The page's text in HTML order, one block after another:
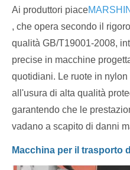
Ai produttori piace
, che opera secondo il
qualità GB/T19001-2008,
precise in macchine
quotidiani. Le ruote in
all'usura di alta qualità
garantendo che le
vadano a scapito di danni
Macchina per il trasporto